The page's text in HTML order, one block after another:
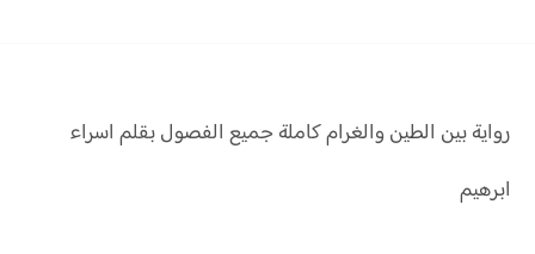
رواية بين الطين والغرام كاملة جميع الفصول بقلم اسراء
ابرهيم